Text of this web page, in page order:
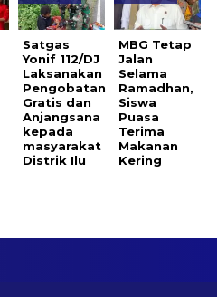
Satgas
Yonif 112/DJ
Laksanakan
Pengobatan
Gratis dan
Anjangsana
kepada
masyarakat
Distrik Ilu
MBG Tetap
Jalan
Selama
Ramadhan,
Siswa
Puasa
Terima
Makanan
Kering